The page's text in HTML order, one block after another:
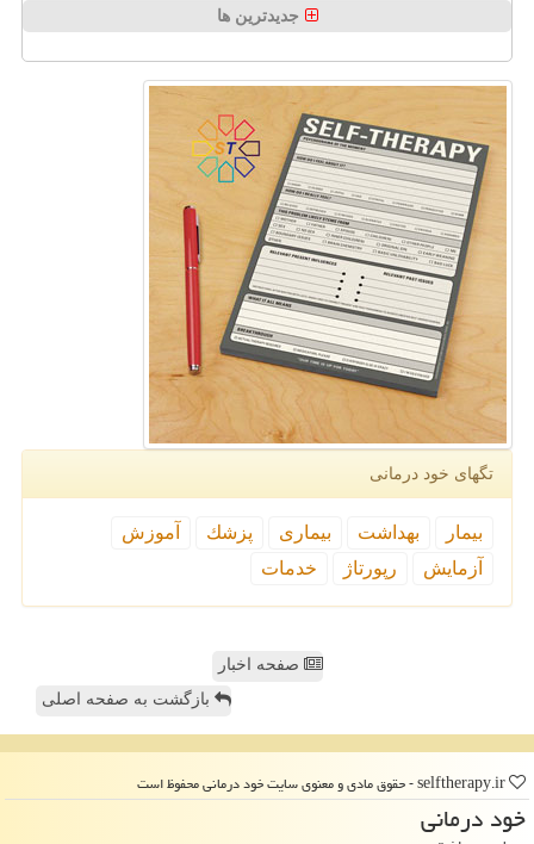
جدیدترین ها
تگهای خود درمانی
بیمار بهداشت بیماری پزشك
آموزش
آزمایش
رپورتاژ خدمات
صفحه اخبار
بازگشت به صفحه اصلی
خود درمانی